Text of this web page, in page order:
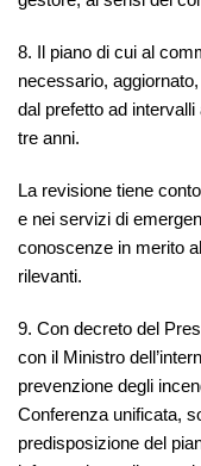
8. Il piano di cui al
necessario,
dal prefetto ad
tre anni.
La revisione tiene
e nei servizi di
conoscenze in merito
rilevanti.
9. Con decreto del
con il Ministro
prevenzione degli
Conferenza unificata,
predisposizione del